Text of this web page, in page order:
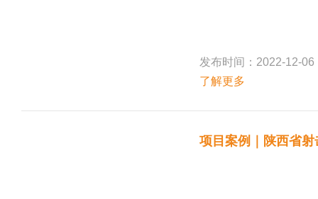
发布时间：2022-12-06
了解更多
项目案例｜陕西省